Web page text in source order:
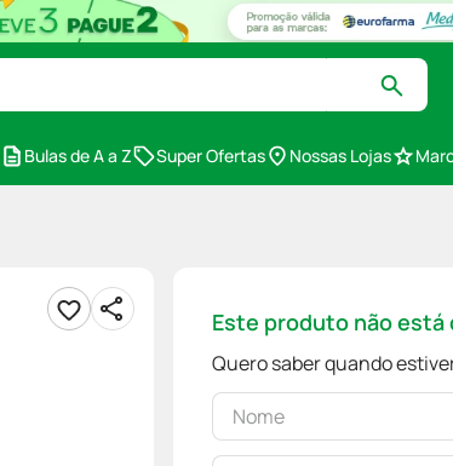
Bulas de A a Z Super Ofertas Nossas Lojas
Este produto não
Quero saber quando